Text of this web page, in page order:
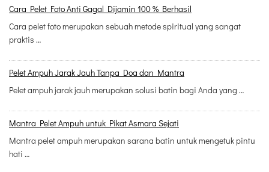
Cara Pelet Foto Anti Gagal Dijamin 100 % Berhasil
Cara pelet foto merupakan sebuah metode spiritual yang sangat
praktis …
Pelet Ampuh Jarak Jauh Tanpa Doa dan Mantra
Pelet ampuh jarak jauh merupakan solusi batin bagi Anda yang …
Mantra Pelet Ampuh untuk Pikat Asmara Sejati
Mantra pelet ampuh merupakan sarana batin untuk mengetuk pintu
hati …